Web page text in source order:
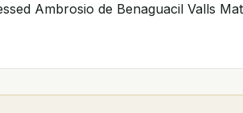
Ambrosio de Benaguacil Valls